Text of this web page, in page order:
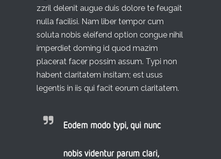
zzril delenit augue duis dolore te feugait
nulla facilisi. Nam liber tempor cum
soluta nobis eleifend option congue nihil
imperdiet doming id quod mazim
placerat facer possim assum. Typi non
habent claritatem insitam; est usus
legentis in iis qui facit eorum claritatem.
Eodem modo typi, qui nunc
nobis videntur parum clari,